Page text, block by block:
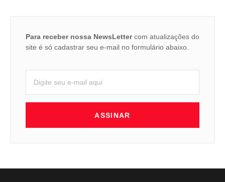
Para receber nossa NewsLettercom atualizações do
site é só cadastrar seu e-mail no formulário abaixo.
ASSINAR